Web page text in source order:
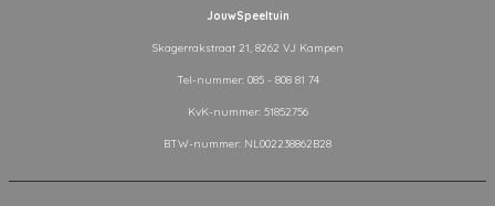
JouwSpeeltuin
Skagerrakstraat 21, 8262 VJ Kampen
Tel-nummer: 085 - 808 81 74
KvK-nummer: 51852756
BTW-nummer: NL002238862B28